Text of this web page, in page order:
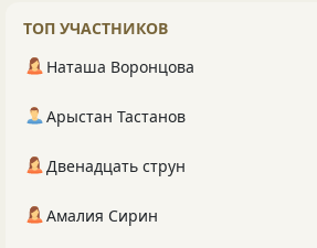
ТОП УЧАСТНИКОВ
Наташа Воронцова
Арыстан Тастанов
Двенадцать струн
Амалия Сирин